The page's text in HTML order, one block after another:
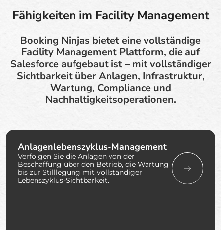
Fähigkeiten im Facility Management
Booking Ninjas bietet eine vollständige
Facility Management Plattform, die auf
Salesforce aufgebaut ist – mit vollständiger
Sichtbarkeit über Anlagen, Infrastruktur,
Wartung, Compliance und
Nachhaltigkeitsoperationen.
Anlagenlebenszyklus-Management
Verfolgen Sie die Anlagen von der
Beschaffung über den Betrieb, die Wartung
bis zur Stilllegung mit vollständiger
Lebenszyklus-Sichtbarkeit.